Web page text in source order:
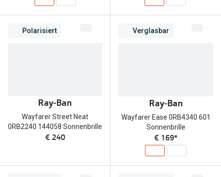
Wie wähle ich die richtige Brille
Polarisiert
Ray-Ban
Wayfarer Street Neat
0RB2240 144058 Sonnenbrille
€ 240
Verglasbar
Ray-Ban
Wayfarer Ease 0RB4340 601
Sonnenbrille
€ 169*